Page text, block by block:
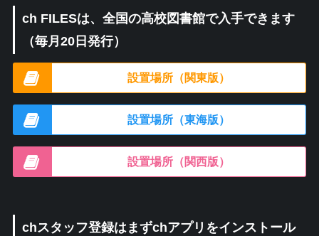
ch FILESは、全国の高校図書館で入手できます
（毎月20日発行）
設置場所（関東版）
設置場所（東海版）
設置場所（関西版）
chスタッフ登録はまずchアプリをインストール